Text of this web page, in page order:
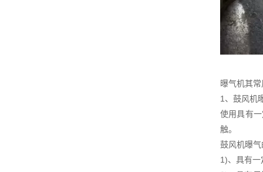
曝气机其
1、鼓风机
使用具有
触。
鼓风机曝
1)、具有